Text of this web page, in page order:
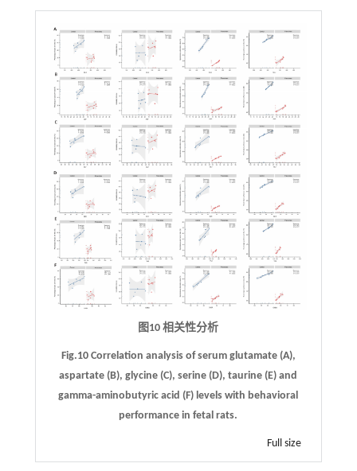
图10 相关性分析
Fig.10 Correlation analysis of serum glutamate (A),
aspartate (B), glycine (C), serine (D), taurine (E) and
gamma-aminobutyric acid (F) levels with behavioral
performance in fetal rats.
Full size